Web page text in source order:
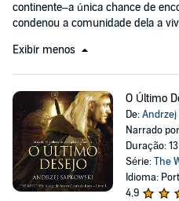
continente–a única chance de
condenou a comunidade dela a
Exibir menos
O Último
De:
Narrado
Duração:
Série:The
Idioma:
4,9